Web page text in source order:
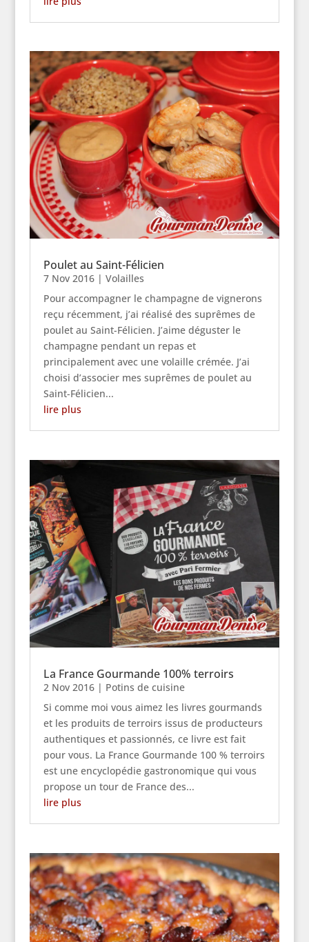
Poulet au Saint-Félicien
7 Nov 2016| Volailles
Pour accompagner le champagne de vignerons
reçu récemment, j’ai réalisé des suprêmes de
poulet au Saint-Félicien. J’aime déguster le
champagne pendant un repas et
principalement avec une volaille crémée. J’ai
choisi d’associer mes suprêmes de poulet au
Saint-Félicien...
lire plus
La France Gourmande 100% terroirs
2 Nov 2016| Potins de cuisine
Si comme moi vous aimez les livres gourmands
et les produits de terroirs issus de producteurs
authentiques et passionnés, ce livre est fait
pour vous. La France Gourmande 100 % terroirs
est une encyclopédie gastronomique qui vous
propose un tour de France des...
lire plus